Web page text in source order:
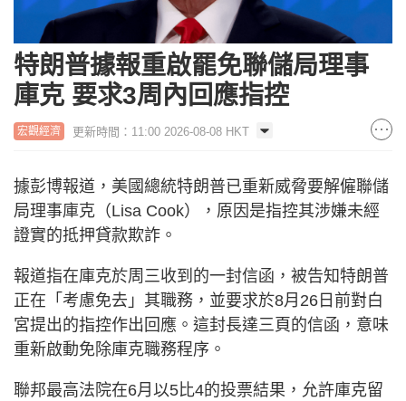
特朗普據報重啟罷免聯儲局理事
庫克 要求3周內回應指控
宏觀經濟 更新時間：11:00 2026-08-08 HKT
據彭博報道，美國總統特朗普已重新威脅要解僱聯儲
局理事庫克（Lisa Cook），原因是指控其涉嫌未經
證實的抵押貸款欺詐。
報道指在庫克於周三收到的一封信函，被告知特朗普
正在「考慮免去」其職務，並要求於8月26日前對白
宮提出的指控作出回應。這封長達三頁的信函，意味
重新啟動免除庫克職務程序。
聯邦最高法院在6月以5比4的投票結果，允許庫克留